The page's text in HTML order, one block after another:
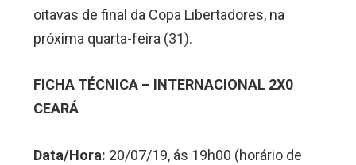
oitavas de final da Copa Libertadores, na
próxima quarta-feira (31).
FICHA TÉCNICA – INTERNACIONAL 2X0
CEARÁ
Data/Hora: 20/07/19, ás 19h00 (horário de